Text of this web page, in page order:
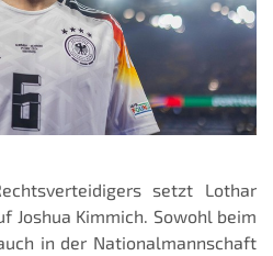
setzt Lothar
Joshua Kimmich. Sowohl beim
in der Nationalmannschaft